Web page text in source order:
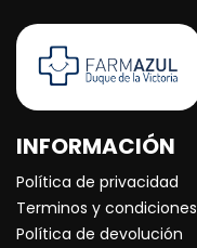
INFORMACIÓN
Política de privacidad
Terminos y condiciones
Política de devolución